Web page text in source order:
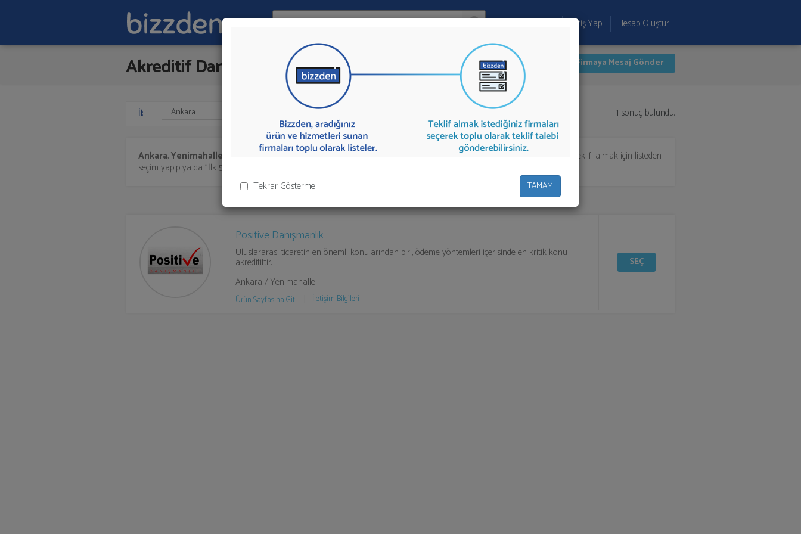
Tekrar Gösterme TAMAM
Ara:
Firma Ekle Giriş Yap Hesap Oluştur
Akreditif Danışmanlığı İlk 1 Firmaya Mesaj Gönder
İl: 1 sonuç bulundu.
Ankara,Yenimahalle'de Akreditif Danışmanlığısunan firmalar aşağıda listelenmektedir.Akreditif Danışmanlığı
teklifi almak için listeden
seçim yapıp ya da "İlk 5 Firmadan Teklif İste" kısmından toplu olarak teklif talebinizi firmalara aktarabilirsiniz.
Positive Danışmanlık
Uluslararası ticaretin en önemli konularından biri, ödeme yöntemleri içerisinde en kritik konu
akreditiftir.
Ankara / Yenimahalle
Ürün Sayfasına Git İletişim Bilgileri
SEÇ